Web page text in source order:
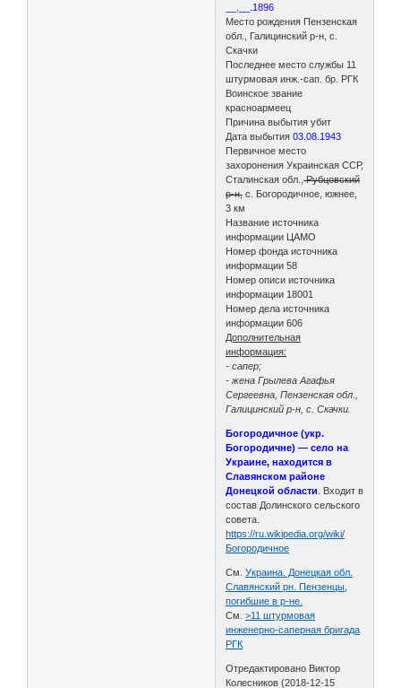
__.__.1896
Место рождения Пензенская
обл., Галицинский р-н, с.
Скачки
Последнее место службы 11
штурмовая инж.-сап. бр. РГК
Воинское звание
красноармеец
Причина выбытия убит
Дата выбытия03.08.1943
Первичное место
захоронения Украинская ССР,
Сталинская обл.,Рубцовский
р-н, с. Богородичное, южнее,
3 км
Название источника
информации ЦАМО
Номер фонда источника
информации 58
Номер описи источника
информации 18001
Номер дела источника
информации 606
Дополнительная
информация:
- сапер;
- жена Грылева Агафья
Сергеевна, Пензенская обл.,
Галицинский р-н, с. Скачки.
Богородичное (укр.
Богородичне) — село на
Украине, находится в
Славянском районе
Донецкой области . Входит в
состав Долинского сельского
совета.
https://ru.wikipedia.org/wiki/
Богородичное
См.Украина. Донецкая обл.
Славянский рн. Пензенцы,
погибшие в р-не.
См.>11 штурмовая
инженерно-саперная бригада
РГК
Отредактировано Виктор
Колесников (2018-12-15